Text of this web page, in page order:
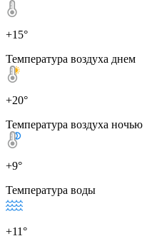
+15°
Температура воздуха днем
+20°
Температура воздуха ночью
+9°
Температура воды
+11°